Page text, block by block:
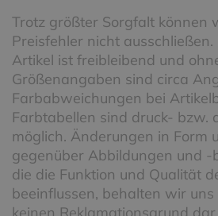
Trotz größter Sorgfalt können
Preisfehler nicht
Artikel ist freibleibend und
Größenangaben sind circa
Farbabweichungen bei
Farbtabellen sind druck- bzw.
möglich. Änderungen in Form
gegenüber Abbildungen und -
die die Funktion und Qualität
beeinflussen, behalten wir uns